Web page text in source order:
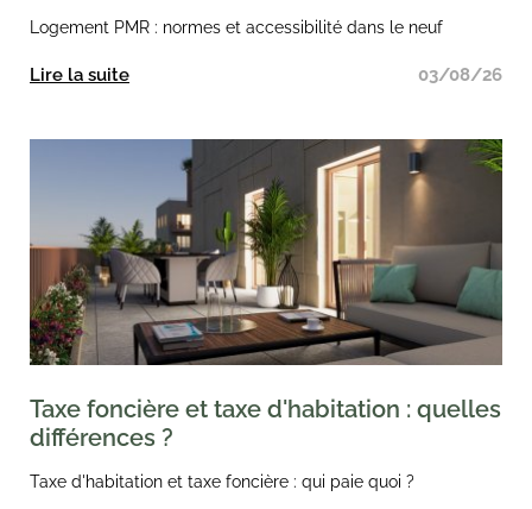
Logement PMR : normes et accessibilité dans le neuf
Lire la suite 03/08/26
Taxe foncière et taxe d'habitation : quelles
différences ?
Taxe d'habitation et taxe foncière : qui paie quoi ?